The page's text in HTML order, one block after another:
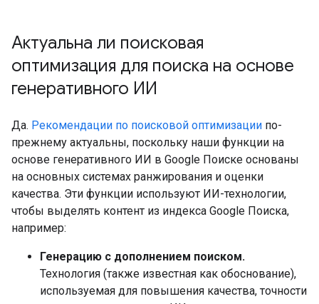
Актуальна ли поисковая
оптимизация для поиска на основе
генеративного ИИ
Да. Рекомендации по поисковой оптимизации по-
прежнему актуальны, поскольку наши функции на
основе генеративного ИИ в Google Поиске основаны
на основных системах ранжирования и оценки
качества. Эти функции используют ИИ-технологии,
чтобы выделять контент из индекса Google Поиска,
например:
Генерацию с дополнением поиском.
Технология (также известная как обоснование),
используемая для повышения качества, точности